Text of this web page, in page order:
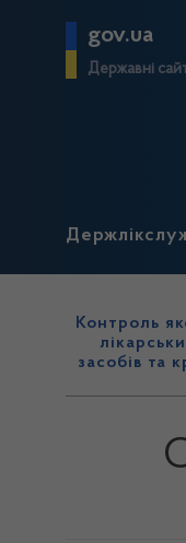
gov.ua
Державні
Контроль
засобів та